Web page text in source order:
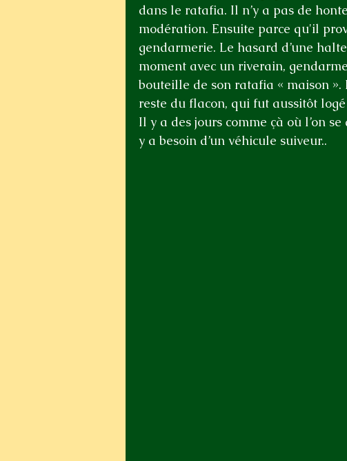
dans le ratafia. Il n’y a pas de
modération. Ensuite parce qu'il
gendarmerie. Le hasard d’une
moment avec un riverain,
bouteille de son ratafia « maison
reste du flacon, qui fut aussitôt
Il y a des jours comme çà où l’on
y a besoin d’un véhicule suiveur..